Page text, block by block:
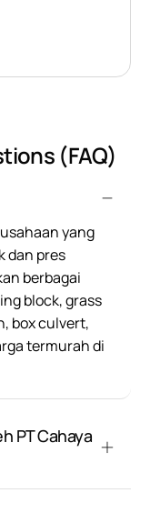
(FAQ)
yang
dan pres
berbagai
block, grass
box culvert,
termurah di
PT Cahaya